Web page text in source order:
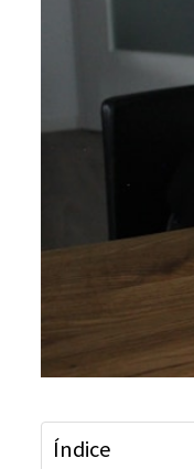
Índice